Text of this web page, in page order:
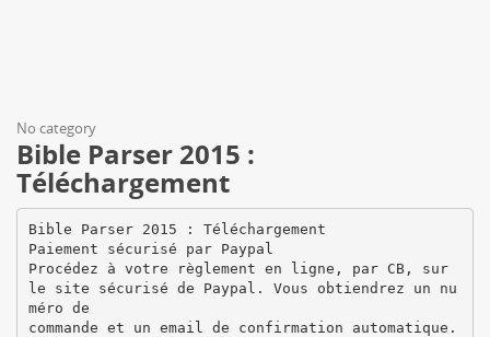
No category
Bible Parser 2015 :
Téléchargement
Bible Parser 2015 : Téléchargement
Paiement sécurisé par Paypal
Procédez à votre règlement en ligne, par CB, sur
le site sécurisé de Paypal. Vous obtiendrez un nu
méro de
commande et un email de confirmation automatique.